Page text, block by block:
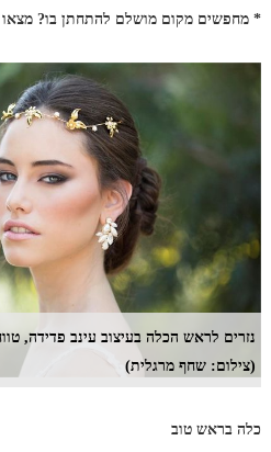
* מחפשים מקום מושלם להתחתן בו? מצאו
(צילום: שחף מרגלית)
כלה בראש טוב